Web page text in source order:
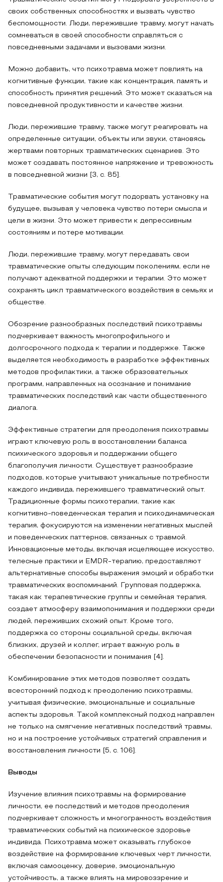
своих собственных способностях и вызвать чувство
беспомощности. Люди, пережившие травму, могут начать
сомневаться в своей способности справляться с
повседневными задачами и вызовами жизни.
Можно добавить, что психотравма может повлиять на
когнитивные функции, такие как концентрация, память и
способность принятия решений. Это может сказаться на
повседневной продуктивности и качестве жизни.
Люди, пережившие травму, также могут реагировать на
определенные ситуации, объекты или звуки, становясь
жертвами повторных травматических сценариев. Это
может создавать постоянное напряжение и тревожность
в повседневной жизни [3, c. 85].
Травматические события могут подорвать установку на
будущее, вызывая у человека чувство потери смысла и
цели в жизни. Это может привести к депрессивным
состояниям и потере мотивации.
Люди, пережившие травму, могут передавать свои
травматические опыты следующим поколениям, если не
получают адекватной поддержки и терапии. Это может
сохранять цикл травматического воздействия в семьях и
обществе.
Обозрение разнообразных последствий психотравмы
подчеркивает важность многопрофильного и
долгосрочного подхода к терапии и поддержке. Также
выделяется необходимость в разработке эффективных
методов профилактики, а также образовательных
программ, направленных на осознание и понимание
травматических последствий как части общественного
диалога.
Эффективные стратегии для преодоления психотравмы
играют ключевую роль в восстановлении баланса
психического здоровья и поддержании общего
благополучия личности. Существует разнообразие
подходов, которые учитывают уникальные потребности
каждого индивида, пережившего травматический опыт.
Традиционные формы психотерапии, такие как
когнитивно-поведенческая терапия и психодинамическая
терапия, фокусируются на изменении негативных мыслей
и поведенческих паттернов, связанных с травмой.
Инновационные методы, включая исцеляющее искусство,
телесные практики и EMDR-терапию, предоставляют
альтернативные способы выражения эмоций и обработки
травматических воспоминаний. Групповая поддержка,
такая как терапевтические группы и семейная терапия,
создает атмосферу взаимопонимания и поддержки среди
людей, переживших схожий опыт. Кроме того,
поддержка со стороны социальной среды, включая
близких, друзей и коллег, играет важную роль в
обеспечении безопасности и понимания [4].
Комбинирование этих методов позволяет создать
всесторонний подход к преодолению психотравмы,
учитывая физические, эмоциональные и социальные
аспекты здоровья. Такой комплексный подход направлен
не только на смягчение негативных последствий травмы,
но и на построение устойчивых стратегий справления и
восстановления личности [5, c. 106].
Выводы
Изучение влияния психотравмы на формирование
личности, ее последствий и методов преодоления
подчеркивает сложность и многогранность воздействия
травматических событий на психическое здоровье
индивида. Психотравма может оказывать глубокое
воздействие на формирование ключевых черт личности,
включая самооценку, доверие, эмоциональную
устойчивость, а также влиять на мировоззрение и